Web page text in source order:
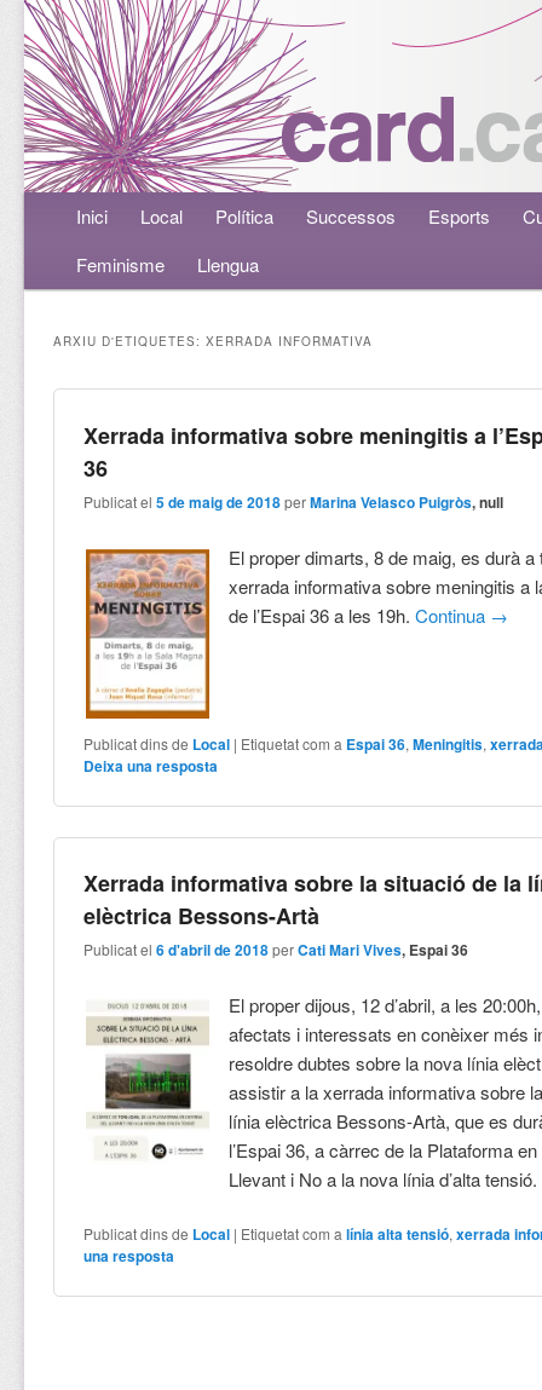
Menú principalAneu al contingut principal
Aneu al contingut secundari
Inici Local Política Successos Esports
Feminisme
Llengua
ARXIU D'ETIQUETES:XERRADA INFORMATIVA
Xerrada informativa sobre meningitis a
36
Publicat el5 de maig de 2018 perMarina Velasco Puigròs, null
El proper dimarts, 8 de maig, es durà a
xerrada informativa sobre meningitis a
de l’Espai 36 a les 19h.Continua →
Publicat dins de Local | Etiquetat com a Espai 36,Meningitis,
Deixa una resposta
Xerrada informativa sobre la situació de la
elèctrica Bessons-Artà
Publicat el6 d'abril de 2018 perCati Mari Vives, Espai 36
El proper dijous, 12 d’abril, a les
afectats i interessats en conèixer més
resoldre dubtes sobre la nova línia
assistir a la xerrada informativa sobre
línia elèctrica Bessons-Artà, que es
l’Espai 36, a càrrec de la Plataforma
Llevant i No a la nova línia d’alta tensió.
Publicat dins de Local | Etiquetat com a línia alta tensió,xerrada
una resposta